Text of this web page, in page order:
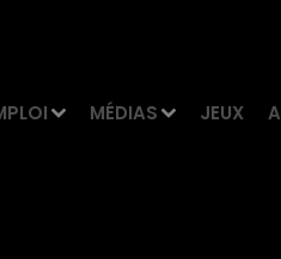
MÉDIAS JEUX